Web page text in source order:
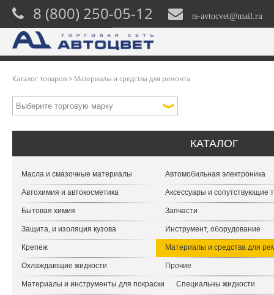
8 (800) 250-05-12 ts-avtocvet@mail.ru
Каталог товаров > Материалы и средства для ремонта
КАТАЛОГ
Масла и смазочные материалы Автомобильная электроника
Автохимия и автокосметика Аксессуары и сопутствующие
Бытовая химия Запчасти
Защита, и изоляция кузова Инструмент, оборудование
Крепеж Материалы и средства для
Охлаждающие жидкости Прочие
Материалы и инструменты для покраски Специальны жидкости